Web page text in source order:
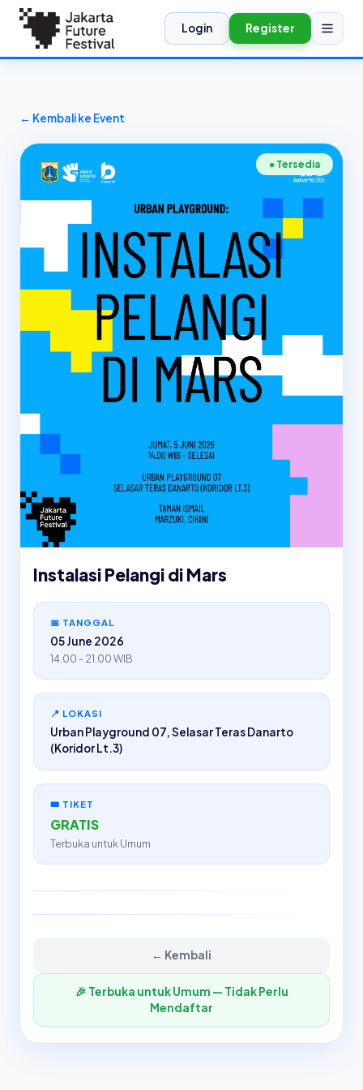
Login Register
← Kembali ke Event
● Tersedia
Instalasi Pelangi di Mars
📅 TANGGAL
05 June 2026
14.00 - 21.00 WIB
📍 LOKASI
Urban Playground 07, Selasar Teras Danarto
(Koridor Lt.3)
🎟️ TIKET
GRATIS
Terbuka untuk Umum
← Kembali
🎉 Terbuka untuk Umum — Tidak Perlu
Mendaftar